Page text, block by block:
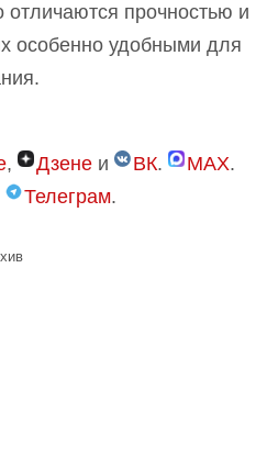
отличаются прочностью и
особенно удобными для
, Дзене и ВК. MAX.
Телеграм.